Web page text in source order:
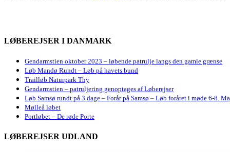
LØBEREJSER I DANMARK
Gendarmstien oktober 2023 – løbende patrulje langs den gamle grænse
Løb Mandø Rundt – Løb på havets bund
Trailløb Naturpark Thy
Gendarmstien – patruljering genoptages af Løberejser
Løb Samsø rundt på 3 dage – Forår på Samsø – Løb foråret i møde 6-8.
Mølleå løbet
Portløbet – De røde Porte
LØBEREJSER UDLAND